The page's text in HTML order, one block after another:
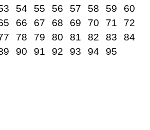
54 55 56 57 58 59
60
66 67 68 69 70 71
72
78 79 80 81 82 83
84
90 91 92 93 94 95